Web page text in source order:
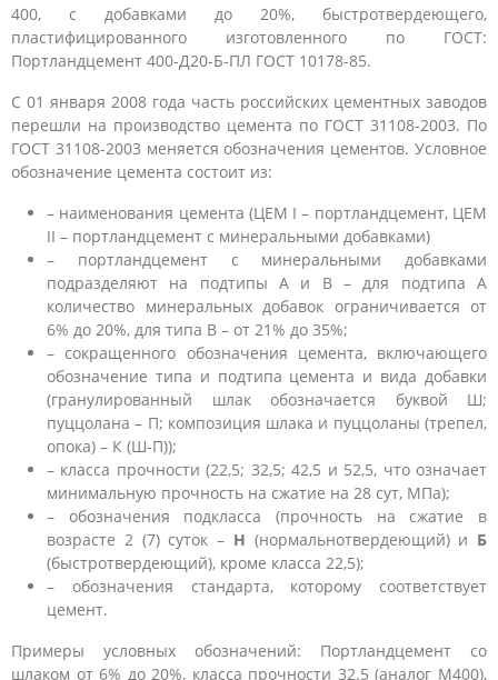
400, с добавками до 20%, быстротвердеющего,
пластифицированного изготовленного по ГОСТ:
Портландцемент 400-Д20-Б-ПЛ ГОСТ 10178-85.
С 01 января 2008 года часть российских цементных заводов
перешли на производство цемента по ГОСТ 31108-2003. По
ГОСТ 31108-2003 меняется обозначения цементов. Условное
обозначение цемента состоит из:
– наименования цемента (ЦЕМ I – портландцемент, ЦЕМ
II – портландцемент с минеральными добавками)
– портландцемент с минеральными добавками
подразделяют на подтипы А и В – для подтипа А
количество минеральных добавок ограничивается от
6% до 20%, для типа В – от 21% до 35%;
– сокращенного обозначения цемента, включающего
обозначение типа и подтипа цемента и вида добавки
(гранулированный шлак обозначается буквой Ш;
пуццолана – П; композиция шлака и пуццоланы (трепел,
опока) – К (Ш-П));
– класса прочности (22,5; 32,5; 42,5 и 52,5, что означает
минимальную прочность на сжатие на 28 сут, МПа);
– обозначения подкласса (прочность на сжатие в
возрасте 2 (7) суток – Н (нормальнотвердеющий) и Б
(быстротвердеющий), кроме класса 22,5);
– обозначения стандарта, которому соответствует
цемент.
Примеры условных обозначений: Портландцемент со
шлаком от 6% до 20%, класса прочности 32.5 (аналог М400),